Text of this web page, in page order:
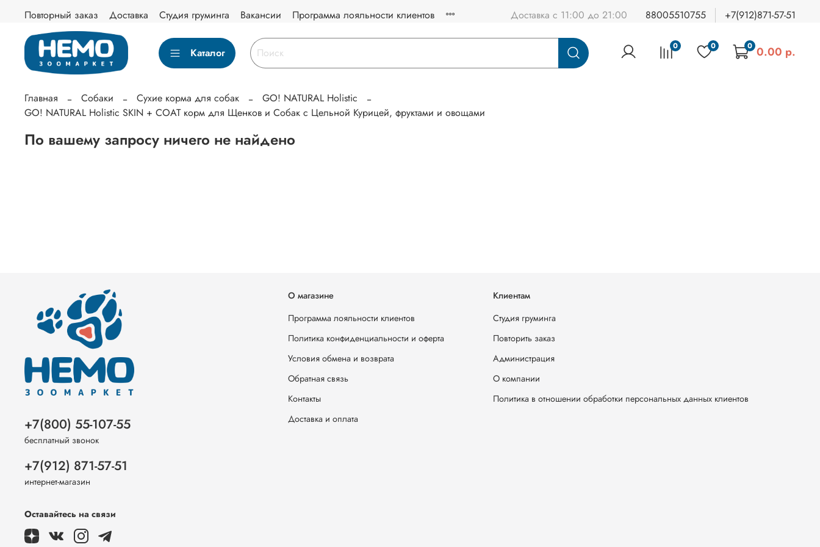
Повторный заказ Доставка Студия груминга Вакансии Программа лояльности клиентов Доставка с 11:00 до 21:00 88005510755 +7(912)871-57-51
Каталог 0 0 0 0.00 р.
Главная Собаки Сухие корма для собак
GO! NATURAL Holistic
GO! NATURAL Holistic SKIN + COAT корм для Щенков и Собак с Цельной Курицей, фруктами и овощами
По вашему запросу ничего не найдено
О магазине
Программа лояльности клиентов
Политика конфиденциальности и оферта
Условия обмена и возврата
Обратная связь
Контакты
Доставка и оплата
Клиентам
Студия груминга
Повторить заказ
Администрация
О компании
Политика в отношении обработки персональных данных клиентов
+7(800) 55-107-55
бесплатный звонок
+7(912) 871-57-51
интернет-магазин
Оставайтесь на связи